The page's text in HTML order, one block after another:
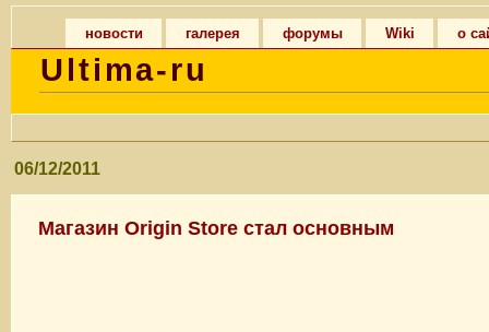
новости галерея форумы Wiki о
Ultima-ru
06/12/2011
Магазин Origin Store стал основным